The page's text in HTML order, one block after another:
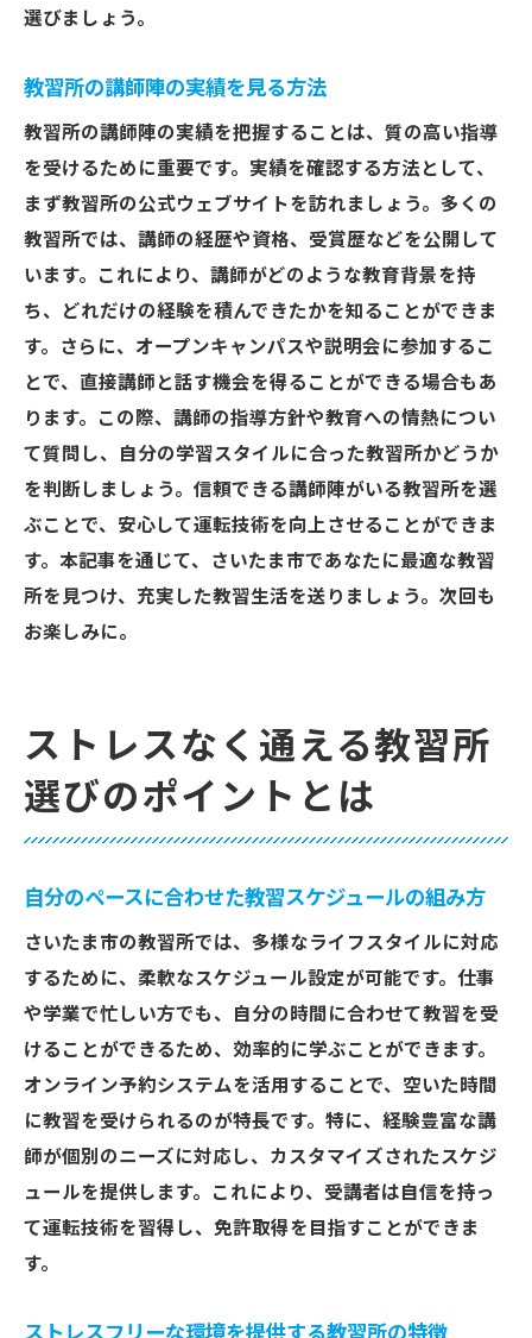
選びましょう。
教習所の講師陣の実績を見る方法
教習所の講師陣の実績を把握することは、質の高い指導
を受けるために重要です。実績を確認する方法として、
まず教習所の公式ウェブサイトを訪れましょう。多くの
教習所では、講師の経歴や資格、受賞歴などを公開して
います。これにより、講師がどのような教育背景を持
ち、どれだけの経験を積んできたかを知ることができま
す。さらに、オープンキャンパスや説明会に参加するこ
とで、直接講師と話す機会を得ることができる場合もあ
ります。この際、講師の指導方針や教育への情熱につい
て質問し、自分の学習スタイルに合った教習所かどうか
を判断しましょう。信頼できる講師陣がいる教習所を選
ぶことで、安心して運転技術を向上させることができま
す。本記事を通じて、さいたま市であなたに最適な教習
所を見つけ、充実した教習生活を送りましょう。次回も
お楽しみに。
ストレスなく通える教習所
選びのポイントとは
自分のペースに合わせた教習スケジュールの組み方
さいたま市の教習所では、多様なライフスタイルに対応
するために、柔軟なスケジュール設定が可能です。仕事
や学業で忙しい方でも、自分の時間に合わせて教習を受
けることができるため、効率的に学ぶことができます。
オンライン予約システムを活用することで、空いた時間
に教習を受けられるのが特長です。特に、経験豊富な講
師が個別のニーズに対応し、カスタマイズされたスケジ
ュールを提供します。これにより、受講者は自信を持っ
て運転技術を習得し、免許取得を目指すことができま
す。
ストレスフリーな環境を提供する教習所の特徴